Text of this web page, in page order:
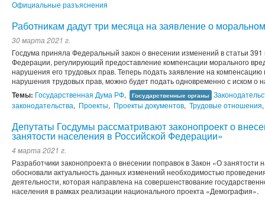
Официальные разъяснения
Работникам дадут три месяца на заявление о
30 марта 2021 г.
Госдума приняла Федеральный закон о внесении изменений в статьи 391
Федерации, регулирующий предоставление компенсации морального
нарушения его трудовых прав. Теперь подать заявление на
нарушения трудовых прав, можно будет подать одновременно с иском о
Темы: Государственная Дума РФ, Государственные органы
законодательства, Проекты, Проекты документов, Трудовые отношения,
Депутаты Госдумы рассматривают законопроект о
занятости населения в Российской Федерации»
4 марта 2021 г.
Разработчики законопроекта о внесении поправок в Закон «О
обосновали актуальность данных изменений необходимостью
деятельности, которая направлена на совершенствование
населения в рамках реализации национального проекта «Демография».